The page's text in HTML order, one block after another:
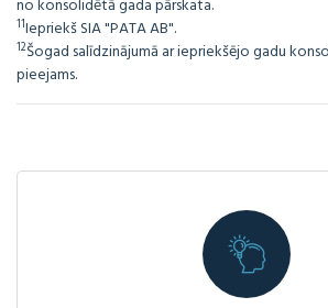
no konsolidētā gada pārskata.
11Iepriekš SIA "PATA AB".
12Šogad salīdzinājumā ar iepriekšējo gadu
pieejams.